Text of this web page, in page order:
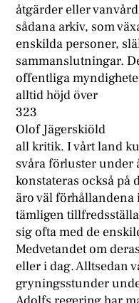
åtgärder eller
sådana arkiv, som
enskilda personer,
sammanslutningar.
offentliga
alltid höjd över
323
Olof Jägerskiöld
all kritik. I vårt land
svåra förluster under
konstateras också på
äro väl
tämligen
sig ofta med de
Medvetandet om
eller i dag. Alltsedan
gryningsstunder